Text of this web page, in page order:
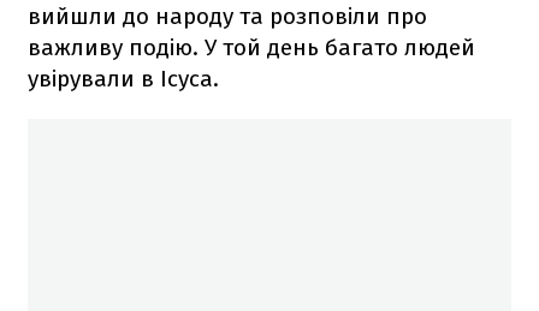
вийшли до народу та розповіли про
важливу подію. У той день багато людей
увірували в Ісуса.